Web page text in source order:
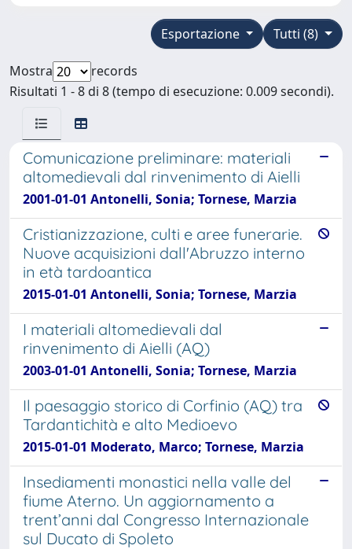
Tutti (8)
Esportazione
Mostra
records
Risultati 1 - 8 di 8 (tempo di esecuzione: 0.009 secondi).
Comunicazione preliminare: materiali
altomedievali dal rinvenimento di Aielli
2001-01-01 Antonelli, Sonia; Tornese, Marzia
Cristianizzazione, culti e aree funerarie.
Nuove acquisizioni dall'Abruzzo interno
in età tardoantica
2015-01-01 Antonelli, Sonia; Tornese, Marzia
I materiali altomedievali dal
rinvenimento di Aielli (AQ)
2003-01-01 Antonelli, Sonia; Tornese, Marzia
Il paesaggio storico di Corfinio (AQ) tra
Tardantichità e alto Medioevo
2015-01-01 Moderato, Marco; Tornese, Marzia
Insediamenti monastici nella valle del
fiume Aterno. Un aggiornamento a
trent’anni dal Congresso Internazionale
sul Ducato di Spoleto